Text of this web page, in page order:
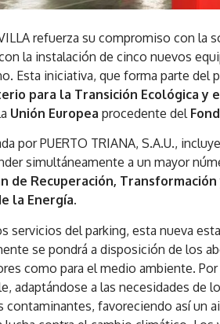
refuerza su compromiso con la
la instalación de cinco nuevos
Esta iniciativa, que forma parte del
para la Transición Ecológica y
Unión Europea procedente del
por PUERTO TRIANA, S.A.U.,
simultáneamente a un mayor
de Recuperación,
la Energía.
servicios del parking, esta nueva
se pondrá a disposición de los
como para el medio ambiente.
adaptándose a las necesidades de
contaminantes, favoreciendo así un